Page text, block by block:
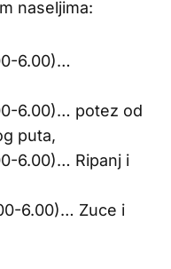
naseljima:
6.00)…
6.00)… potez od
puta,
6.00)… Ripanj i
6.00)… Zuce i